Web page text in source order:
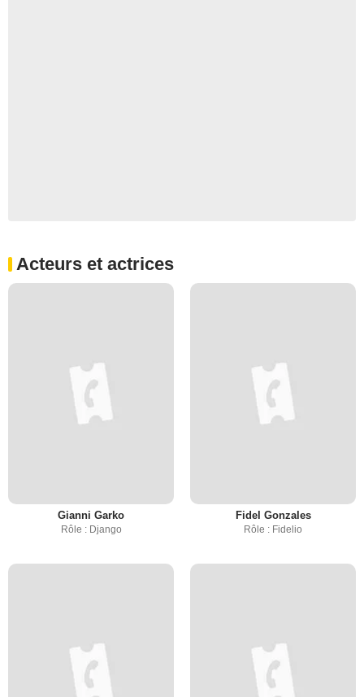
Acteurs et actrices
Gianni Garko
Rôle : Django
Fidel Gonzales
Rôle : Fidelio